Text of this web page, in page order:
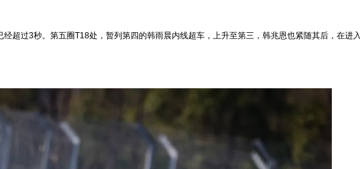
超过3秒。第五圈T18处，暂列第四的韩雨晨内线超车，上升至第三，韩兆恩也紧随其后，在进